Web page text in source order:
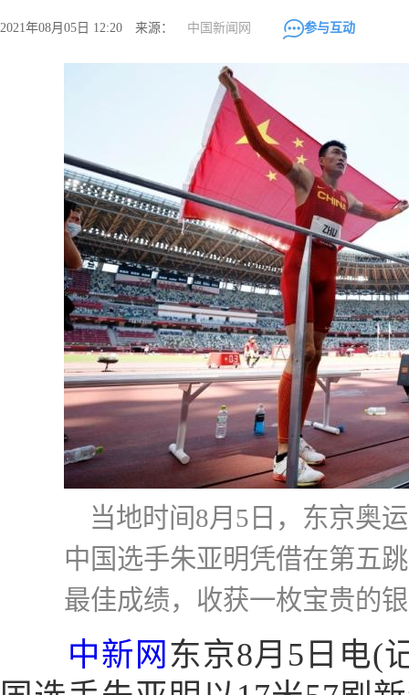
2021年08月05日 12:20 来源： 中国新闻网 参与互动
当地时间8月5日，东京奥
中国选手朱亚明凭借在第五
最佳成绩，收获一枚宝贵的
中新网 东京8月5日电(